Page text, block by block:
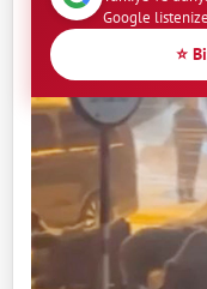
Google
⭐